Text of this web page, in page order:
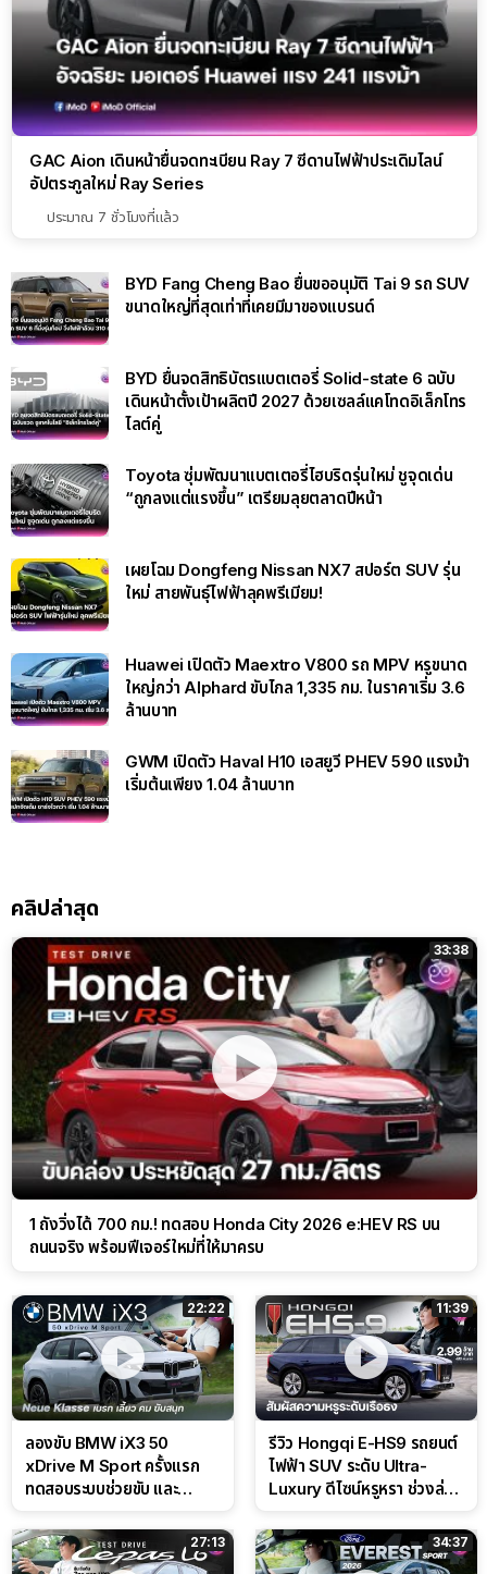
GAC Aion เดินหน้ายื่นจดทะเบียน Ray 7 ซีดานไฟฟ้าประเดิมไลน์
อัปตระกูลใหม่ Ray Series
ประมาณ 7 ชั่วโมงที่แล้ว
BYD Fang Cheng Bao ยื่นขออนุมัติ Tai 9 รถ SUV
ขนาดใหญ่ที่สุดเท่าที่เคยมีมาของแบรนด์
BYD ยื่นจดสิทธิบัตรแบตเตอรี่ Solid-state 6 ฉบับ
เดินหน้าตั้งเป้าผลิตปี 2027 ด้วยเซลล์แคโทดอิเล็กโทร
ไลต์คู่
Toyota ซุ่มพัฒนาแบตเตอรี่ไฮบริดรุ่นใหม่ ชูจุดเด่น
“ถูกลงแต่แรงขึ้น” เตรียมลุยตลาดปีหน้า
เผยโฉม Dongfeng Nissan NX7 สปอร์ต SUV รุ่น
ใหม่ สายพันธุ์ไฟฟ้าลุคพรีเมียม!
Huawei เปิดตัว Maextro V800 รถ MPV หรูขนาด
ใหญ่กว่า Alphard ขับไกล 1,335 กม. ในราคาเริ่ม 3.6
ล้านบาท
GWM เปิดตัว Haval H10 เอสยูวี PHEV 590 แรงม้า
เริ่มต้นเพียง 1.04 ล้านบาท
คลิปล่าสุด
33:38
1 ถังวิ่งได้ 700 กม.! ทดสอบ Honda City 2026 e:HEV RS บน
ถนนจริง พร้อมฟีเจอร์ใหม่ที่ให้มาครบ
22:22
ลองขับ BMW iX3 50
xDrive M Sport ครั้งแรก
ทดสอบระบบช่วยขับ และ
สนาม
11:39
รีวิว Hongqi E-HS9 รถยนต์
ไฟฟ้า SUV ระดับ Ultra-
Luxury ดีไซน์หรูหรา ช่วงล่าง
27:13 34:37